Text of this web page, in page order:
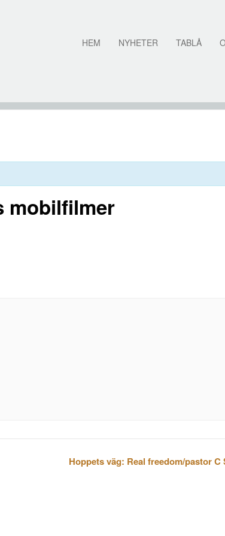
HEM NYHETER TABLÅ
mobilfilmer
Hoppets väg: Real freedom/pastor C